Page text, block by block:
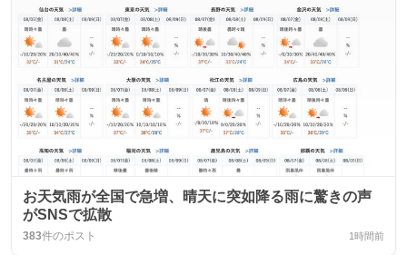
お天気雨が全国で急増、晴天に突如降る雨に驚きの声
がSNSで拡散
383件のポスト 1時間前